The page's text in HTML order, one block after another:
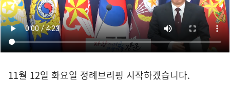
11월 12일 화요일 정례브리핑 시작하겠습니다.